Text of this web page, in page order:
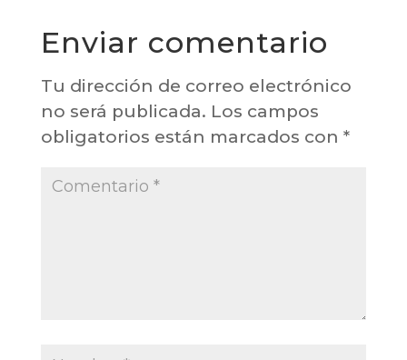
Enviar comentario
Tu dirección de correo electrónico
no será publicada. Los campos
obligatorios están marcados con *